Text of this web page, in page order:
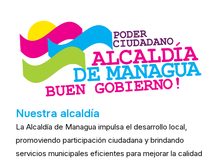
Nuestra alcaldía
La Alcaldía de Managua impulsa el desarrollo local,
promoviendo participación ciudadana y brindando
servicios municipales eficientes para mejorar la calidad